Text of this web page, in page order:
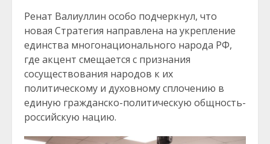
Ренат Валиуллин особо подчеркнул, что
новая Стратегия направлена на укрепление
единства многонационального народа РФ,
где акцент смещается с признания
сосуществования народов к их
политическому и духовному сплочению в
единую гражданско-политическую общность-
российскую нацию.